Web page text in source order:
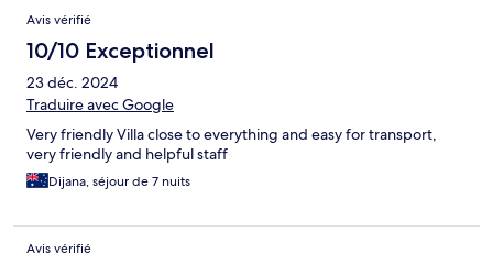
Avis vérifié
10/10 Exceptionnel
23 déc. 2024
Traduire avec Google
Very friendly Villa close to everything and easy for transport,
very friendly and helpful staff
Dijana, séjour de 7 nuits
Avis vérifié